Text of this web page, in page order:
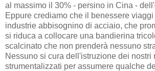
al massimo il 30% - persino in Cina -
Eppure crediamo che il benessere
industrie abbisognino di acciaio, che
si riduca a collocare una bandierina
scalcinato che non prenderà nessuno
Nessuno si cura dell'istruzione dei nostri
strumentalizzati per assumere qualche